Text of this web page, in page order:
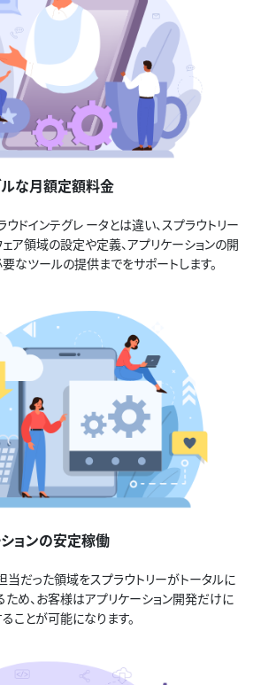
ルな月額定額料金
ドインテグレ ータとは違い、スプラウトリー
ア領域の設定や定義、アプリケーションの開
なツールの提供までをサポートします。
ョンの安定稼働
当だった領域をスプラウトリーがトータルに
ため、お客様はアプリケーション開発だけに
ことが可能になります。